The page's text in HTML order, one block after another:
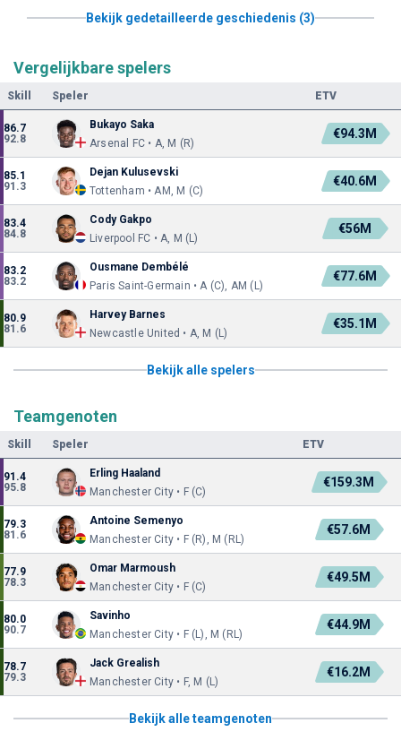
Bekijk gedetailleerde geschiedenis (3)
Vergelijkbare spelers
Skill Speler ETV
86.7
92.8
Bukayo Saka
Arsenal FC • A, M (R)
€94.3M
85.1
91.3
Dejan Kulusevski
Tottenham • AM, M (C)
€40.6M
83.4
84.8
Cody Gakpo
Liverpool FC • A, M (L)
€56M
83.2
83.2
Ousmane Dembélé
Paris Saint-Germain • A (C), AM (L)
€77.6M
80.9
81.6
Harvey Barnes
Newcastle United • A, M (L)
€35.1M
Bekijk alle spelers
Teamgenoten
Skill Speler ETV
91.4
95.8
Erling Haaland
Manchester City • F (C)
€159.3M
79.3
81.6
Antoine Semenyo
Manchester City • F (R), M (RL)
€57.6M
77.9
78.3
Omar Marmoush
Manchester City • F (C)
€49.5M
80.0
90.7
Savinho
Manchester City • F (L), M (RL)
€44.9M
78.7
79.3
Jack Grealish
Manchester City • F, M (L)
€16.2M
Bekijk alle teamgenoten